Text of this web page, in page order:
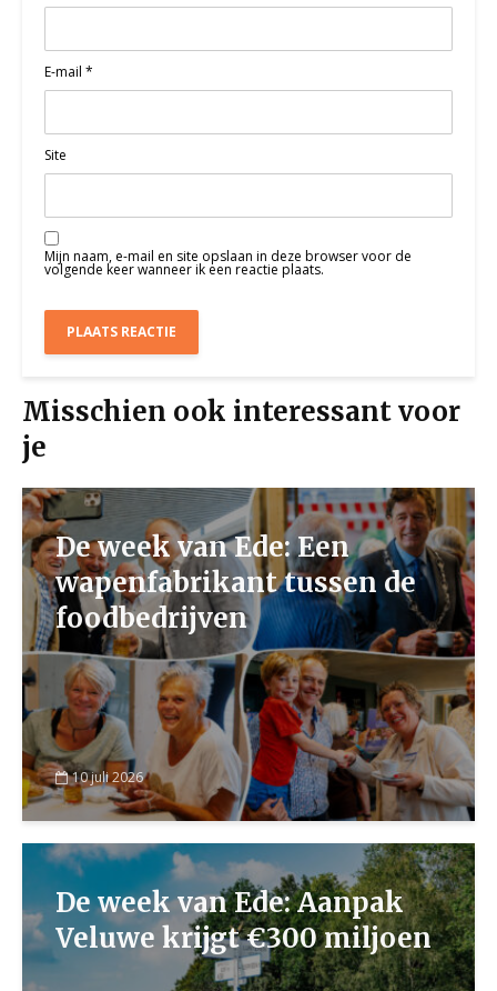
E-mail *
Site
Mijn naam, e-mail en site opslaan in deze browser voor de
volgende keer wanneer ik een reactie plaats.
Misschien ook interessant voor
je
De week van Ede: Een
wapenfabrikant tussen de
foodbedrijven
10 juli 2026
De week van Ede: Aanpak
Veluwe krijgt €300 miljoen